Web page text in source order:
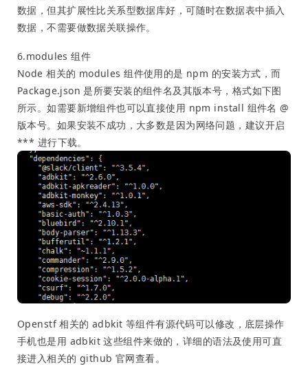
数据，但其扩展性比关系型数据库好，可随时在数据表中插入
数据，不需要做数据关联操作。
6.modules 组件
Node 相关的 modules 组件使用的是 npm 的安装方式，而
Package.json 是所要安装的组件名及其版本号，格式如下图
所示。如需要新增组件也可以直接使用 npm install 组件名 @
版本号。如果安装不成功，大多数是因为网络问题，建议开启
*** 进行下载。
Openstf 相关的 adbkit 等组件有源代码可以修改，底层操作
手机也是用 adbkit 这些组件来做的，详细的语法及使用可直
接进入相关的 github 官网查看。